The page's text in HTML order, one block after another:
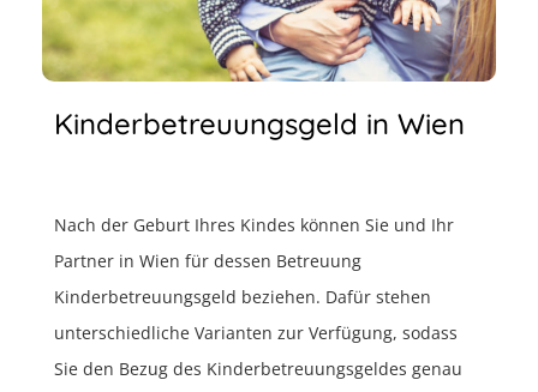
Kinderbetreuungsgeld in Wien
Nach der Geburt Ihres Kindes können Sie und Ihr
Partner in Wien für dessen Betreuung
Kinderbetreuungsgeld beziehen. Dafür stehen
unterschiedliche Varianten zur Verfügung, sodass
Sie den Bezug des Kinderbetreuungsgeldes genau